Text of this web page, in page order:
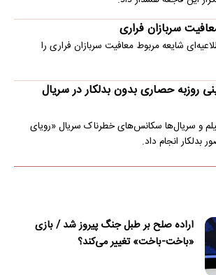
سربازان فراری
شایعه مربوط معافیت سربازان فراری را
روزبه حصاری بدون بدلکار در سریال
و سریال‌ها سکانس‌های خطرناک سریال «رویای
انجام داد.
اراده صلح بر طبل جنگ پیروز شد / بازی
«باخت-باخت» تغییر می‌کند؟